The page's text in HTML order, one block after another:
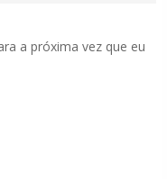
a próxima vez que eu